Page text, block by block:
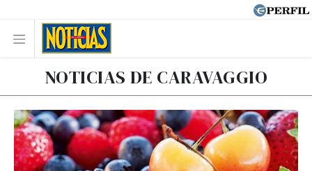
NOTICIAS DE CARAVAGGIO